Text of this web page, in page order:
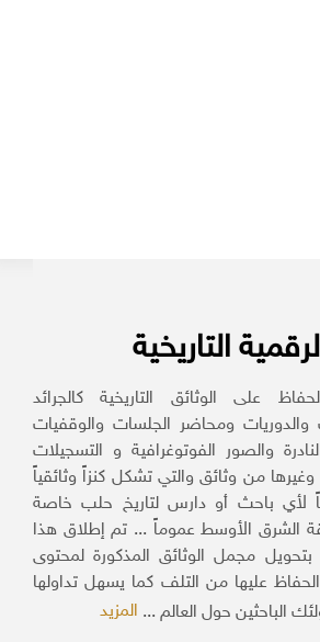
التاريخية
على الوثائق التاريخية كالجرائد
والدوريات ومحاضر الجلسات والوقفيات
والصور الفوتوغرافية و التسجيلات
من وثائق والتي تشكل كنزاً وثائقياً
لأي باحث أو دارس لتاريخ حلب خاصة
الشرق الأوسط عموماً ... تم إطلاق هذا
مجمل الوثائق المذكورة لمحتوى
عليها من التلف كما يسهل تداولها
الباحثين حول العالم ...المزيد